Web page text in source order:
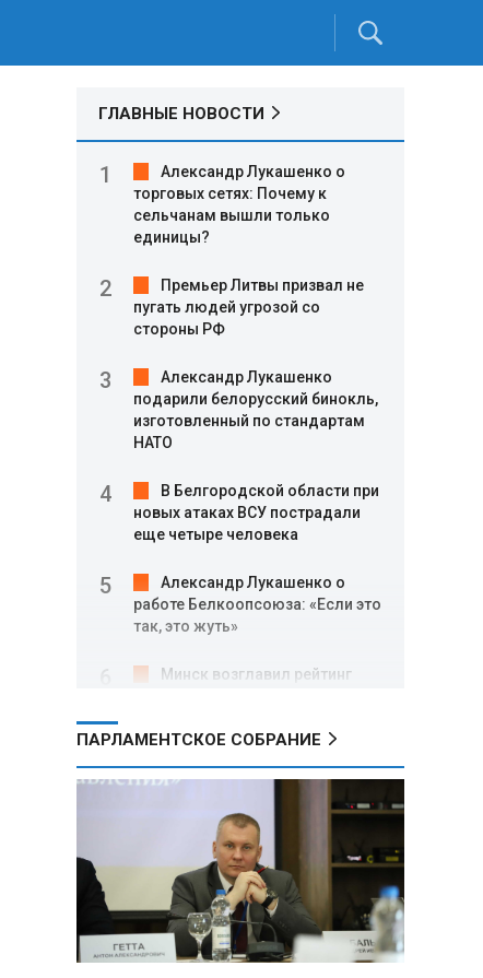
ГЛАВНЫЕ НОВОСТИ
Александр Лукашенко о
торговых сетях: Почему к
сельчанам вышли только
единицы?
Премьер Литвы призвал не
пугать людей угрозой со
стороны РФ
Александр Лукашенко
подарили белорусский бинокль,
изготовленный по стандартам
НАТО
В Белгородской области при
новых атаках ВСУ пострадали
еще четыре человека
Александр Лукашенко о
работе Белкоопсоюза: «Если это
так, это жуть»
Минск возглавил рейтинг
Минобороны РФ: при
освобождении Анискино ВСУ
понесли большие потери, часть
военных сдалась в плен
Александр Лукашенко:
Россияне «услышали батьку» и
скупают пустующие дома в
белорусских деревнях
ПАРЛАМЕНТСКОЕ СОБРАНИЕ